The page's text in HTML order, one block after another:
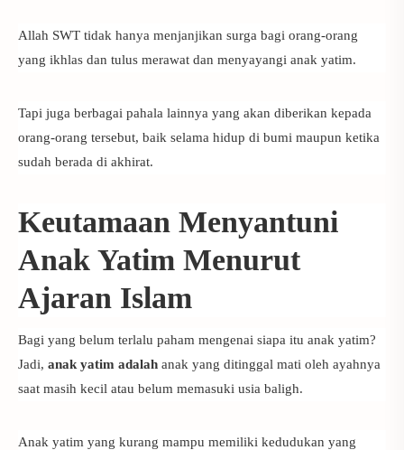
Allah SWT tidak hanya menjanjikan surga bagi orang-orang
yang ikhlas dan tulus merawat dan menyayangi anak yatim.
Tapi juga berbagai pahala lainnya yang akan diberikan kepada
orang-orang tersebut, baik selama hidup di bumi maupun ketika
sudah berada di akhirat.
Keutamaan Menyantuni
Anak Yatim Menurut
Ajaran Islam
Bagi yang belum terlalu paham mengenai siapa itu anak yatim?
Jadi, anak yatim adalah anak yang ditinggal mati oleh ayahnya
saat masih kecil atau belum memasuki usia baligh.
Anak yatim yang kurang mampu memiliki kedudukan yang